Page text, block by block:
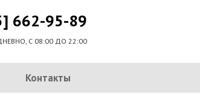
662-95-89
С 08:00 ДО 22:00
Контакты